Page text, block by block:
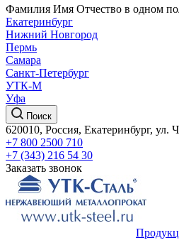
Фамилия Имя Отчество в одном
Екатеринбург
Нижний Новгород
Пермь
Самара
Санкт-Петербург
УТК-М
Уфа
Поиск
620010, Россия, Екатеринбург, ул.
+7 800 2500 710
+7 (343) 216 54 30
Заказать звонок